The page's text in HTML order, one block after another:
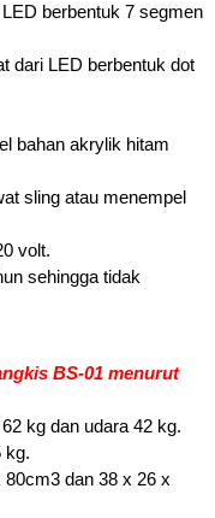
berbentuk 7 segmen
dari LED berbentuk dot
bahan akrylik hitam
sling atau menempel
volt.
sehingga tidak
BS-01 menurut
kg dan udara 42 kg.
kg.
dan 38 x 26 x